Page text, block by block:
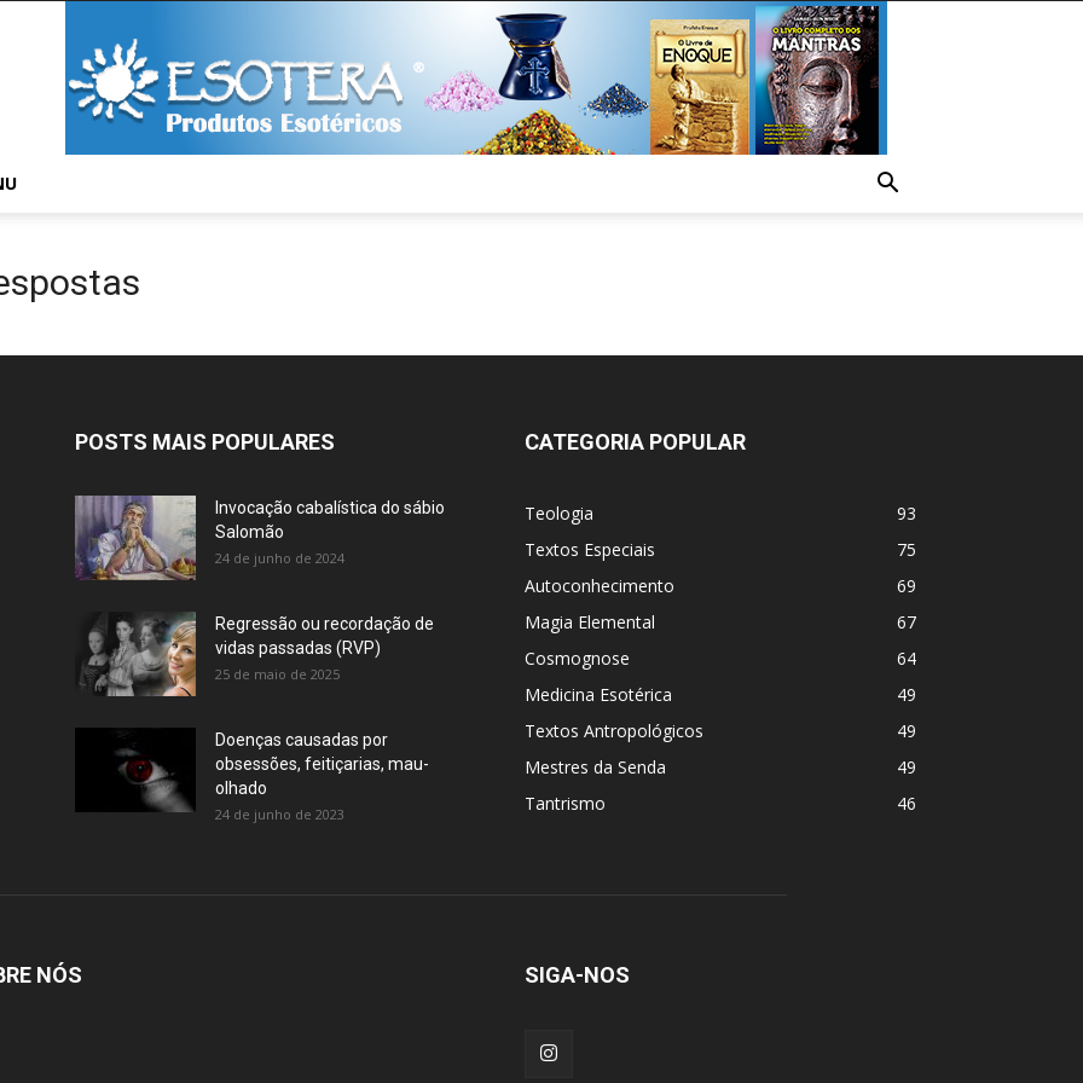
POSTS MAIS POPULARES
Invocação cabalística do sábio
Salomão
24 de junho de 2024
Regressão ou recordação de
vidas passadas (RVP)
25 de maio de 2025
Doenças causadas por
obsessões, feitiçarias, mau-
olhado
24 de junho de 2023
CATEGORIA POPULAR
Teologia
93
Textos Especiais
75
Autoconhecimento
69
Magia Elemental
67
Cosmognose
64
Medicina Esotérica
49
Textos Antropológicos
49
Mestres da Senda
49
Tantrismo
46
NÓS SIGA-NOS